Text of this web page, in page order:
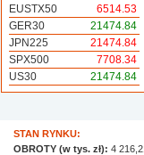
EUSTX50
6514.53
GER30
21474.84
JPN225
21474.84
SPX500
7708.34
US30
21474.84
STAN RYNKU:
OBROTY (w tys. zł): 4